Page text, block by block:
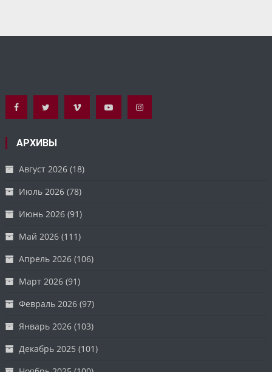
АРХИВЫ
Август 2026 (18)
Июль 2026 (78)
Июнь 2026 (91)
Май 2026 (111)
Апрель 2026 (106)
Март 2026 (91)
Февраль 2026 (97)
Январь 2026 (103)
Декабрь 2025 (101)